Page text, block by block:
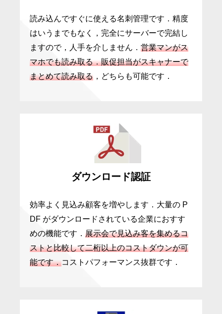
読み込んですぐに使える名刺管理です．精度
はいうまでもなく，完全にサーバーで完結し
ますので，人手を介しません．営業マンがス
マホでも読み取る．販促担当がスキャナーで
まとめて読み取る ，どちらも可能です．
ダウンロード認証
効率よく見込み顧客を増やします．大量の P
DF がダウンロードされている企業におすす
めの機能です．展示会で見込み客を集めるコ
ストと比較して二桁以上のコストダウンが可
能です．コストパフォーマンス抜群です．